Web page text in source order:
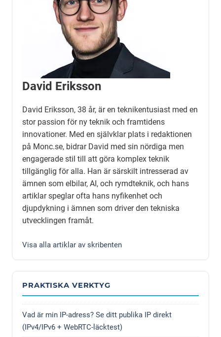
David Eriksson
David Eriksson, 38 år, är en teknikentusiast med en
stor passion för ny teknik och framtidens
innovationer. Med en självklar plats i redaktionen
på Monc.se, bidrar David med sin nördiga men
engagerade stil till att göra komplex teknik
tillgänglig för alla. Han är särskilt intresserad av
ämnen som elbilar, AI, och rymdteknik, och hans
artiklar speglar ofta hans nyfikenhet och
djupdykning i ämnen som driver den tekniska
utvecklingen framåt.
Visa alla artiklar av skribenten
PRAKTISKA VERKTYG
Vad är min IP-adress? Se ditt publika IP direkt
(IPv4/IPv6 + WebRTC-läcktest)